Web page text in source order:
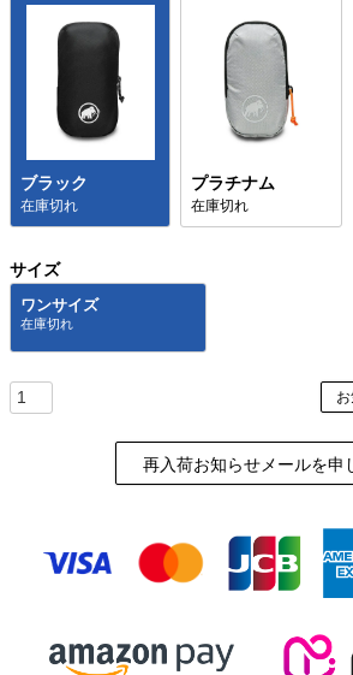
ブラック
在庫切れ
プラチナム
在庫切れ
サイズ
ワンサイズ
再入荷お知らせメールを申